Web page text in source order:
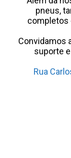
pneus,
completos
Convidamos
suporte
Rua